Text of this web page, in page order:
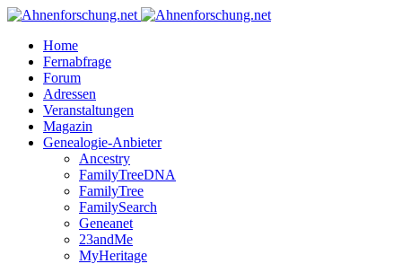
Home
Fernabfrage
Forum
Adressen
Veranstaltungen
Magazin
Genealogie-Anbieter
Ancestry
FamilyTreeDNA
FamilyTree
FamilySearch
Geneanet
23andMe
MyHeritage